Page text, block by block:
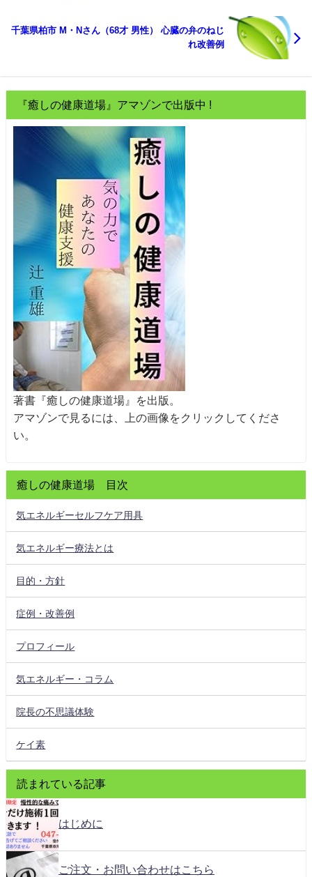
千葉県柏市 M・Nさん（68才 男性） 心臓の弁のねじ
れ改善例
『癒しの健康道場』アマゾンで出版中 !
著書『癒しの健康道場』を出版。
アマゾンで見るには、上の画像をクリックしてくださ
い。
癒しの健康道場 目次
気エネルギーセルフケア用具
気エネルギー療法とは
目的・方針
症例・改善例
プロフィール
気エネルギー・コラム
院長の不思議体験
ケイ素
読まれている記事
はじめに
ご注文・お問い合わせはこちら